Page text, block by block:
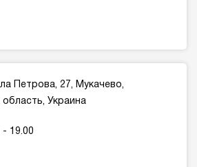
Петрова, 27, Мукачево,
область, Украина
- 19.00